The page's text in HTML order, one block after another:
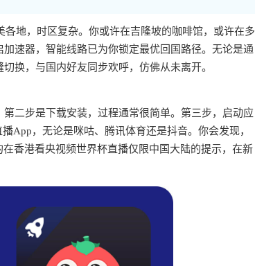
地，时区复杂。你或许在吉隆坡的咖啡馆，或许在多
速器，智能线路已为你锁定最优回国路径。无论是通
换，与国内好友同步欢呼，仿佛从未离开。
二步是下载安装，过程通常很简单。第三步，启动应
App，无论是咪咕、腾讯体育还是抖音。你会发现，
香港看央视频世界杯直播仅限中国大陆的提示，在新